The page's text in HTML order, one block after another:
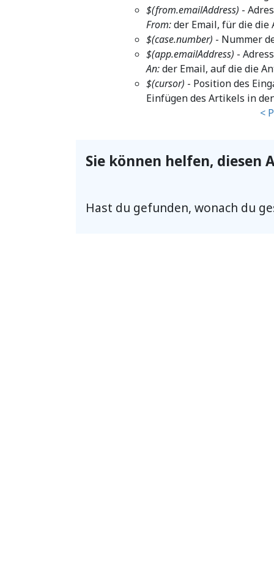
$(from.emailAddress) -
From:der Email, für die
$(case.number) - Nummer
$(app.emailAddress) -
An:der Email, auf die die
$(cursor) - Position des
Einfügen des Artikels in
<
Sie können helfen, diesen
Hast du gefunden, wonach du